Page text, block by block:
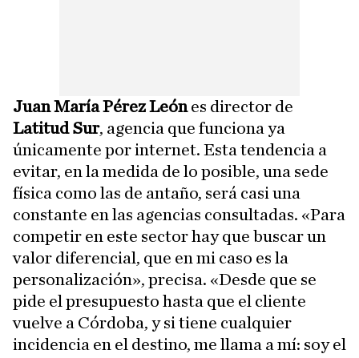
Juan María Pérez Leónes director de
Latitud Sur, agencia que funciona ya
únicamente por internet. Esta tendencia a
evitar, en la medida de lo posible, una sede
física como las de antaño, será casi una
constante en las agencias consultadas. «Para
competir en este sector hay que buscar un
valor diferencial, que en mi caso es la
personalización», precisa. «Desde que se
pide el presupuesto hasta que el cliente
vuelve a Córdoba, y si tiene cualquier
incidencia en el destino, me llama a mí: soy el